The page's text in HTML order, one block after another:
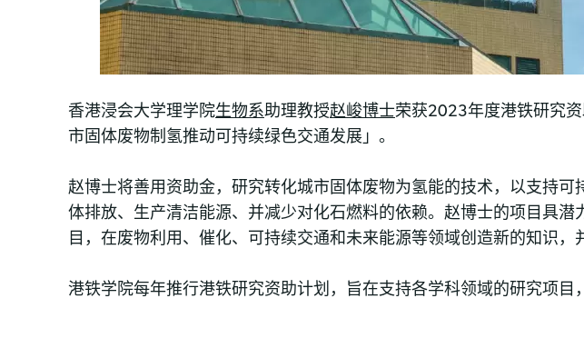
香港浸会大学理学院生物系助理教授赵峻博士荣获2023年度港铁研究
市固体废物制氢推动可持续绿色交通发展」。
赵博士将善用资助金，研究转化城市固体废物为氢能的技术，以支持
体排放、生产清洁能源、并减少对化石燃料的依赖。赵博士的项目具
目，在废物利用、催化、可持续交通和未来能源等领域创造新的知识，
港铁学院每年推行港铁研究资助计划，旨在支持各学科领域的研究项目